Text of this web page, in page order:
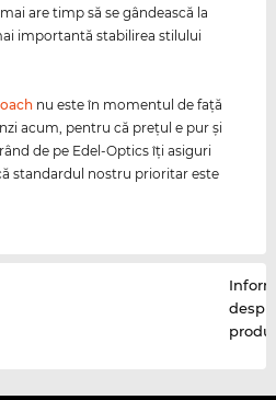
are timp să se gândească la
importantă stabilirea stilului
nu este în momentul de faţă
acum, pentru că preţul e pur şi
de pe Edel-Optics îţi asiguri
standardul nostru prioritar este